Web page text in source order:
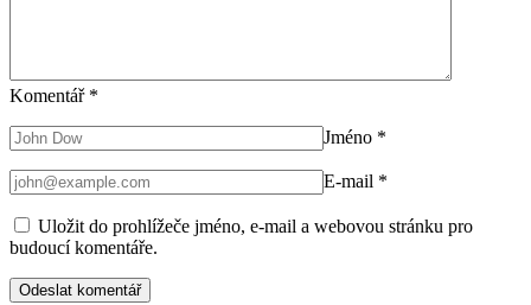
Komentář *
Jméno *
E-mail *
Uložit do prohlížeče jméno, e-mail a webovou stránku pro
budoucí komentáře.